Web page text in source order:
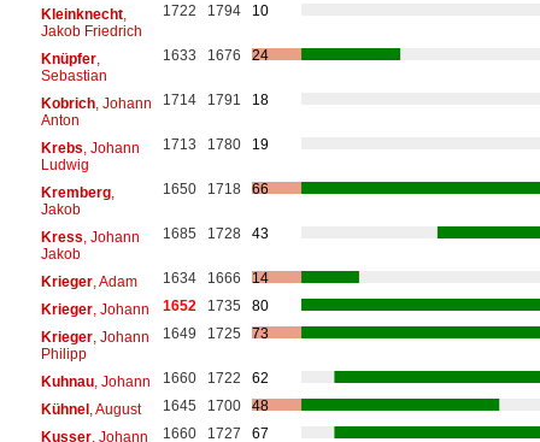
Kleinknecht,
Jakob Friedrich
1722 1794 10
Knüpfer,
Sebastian
1633 1676 24
Kobrich, Johann
Anton
1714 1791 18
Krebs , Johann
Ludwig
1713 1780 19
Kremberg,
Jakob
1650 1718 66
Kress , Johann
Jakob
1685 1728 43
Krieger, Adam 1634 1666
14
Krieger, Johann 1652 1735
80
Krieger, Johann
Philipp
1649 1725 73
Kuhnau, Johann 1660 1722
62
Kühnel, August 1645 1700
48
Kusser, Johann
1660 1727 67